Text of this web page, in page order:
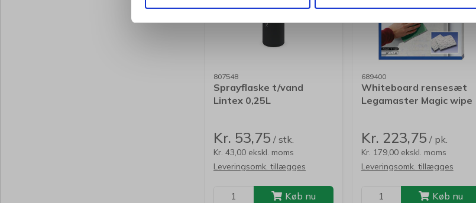
807548
Sprayflaske t/vand
Lintex 0,25L
Kr. 53,75 / stk.
Kr. 43,00 ekskl. moms
Leveringsomk. tillægges
Køb nu
689400
Whiteboard rensesæt
Legamaster Magic wipe
Kr. 223,75 / pk.
Kr. 179,00 ekskl. moms
Leveringsomk. tillægges
Køb nu